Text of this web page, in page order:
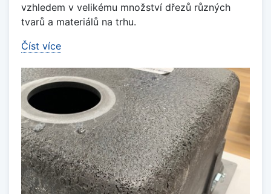
vzhledem v velikému množství dřezů různých
tvarů a materiálů na trhu.
Číst více